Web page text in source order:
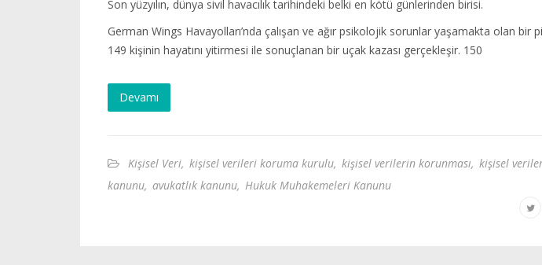
Son yüzyılın, dünya sivil havacılık tarihindeki belki en kötü günlerinden birisi.
German Wings Havayolları’nda çalışan ve ağır psikolojik sorunlar yaşamakta olan bir
149 kişinin hayatını yitirmesi ile sonuçlanan bir uçak kazası gerçekleşir. 150
Devamı
Kişisel Veri, kişisel verileri koruma kurulu, kişisel verilerin korunması, kişisel
kanunu, avukatlık kanunu, Hukuk Muhakemeleri Kanunu